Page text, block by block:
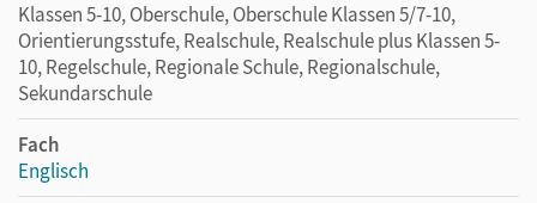
Klassen 5-10, Oberschule, Oberschule Klassen 5/7-10,
Orientierungsstufe, Realschule, Realschule plus Klassen 5-
10, Regelschule, Regionale Schule, Regionalschule,
Sekundarschule
Fach
Englisch